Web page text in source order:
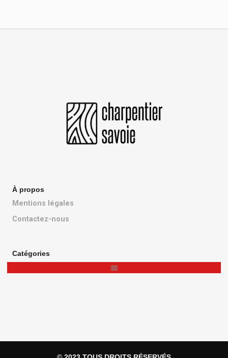
À propos
Mentions légales
Contactez-nous
Catégories